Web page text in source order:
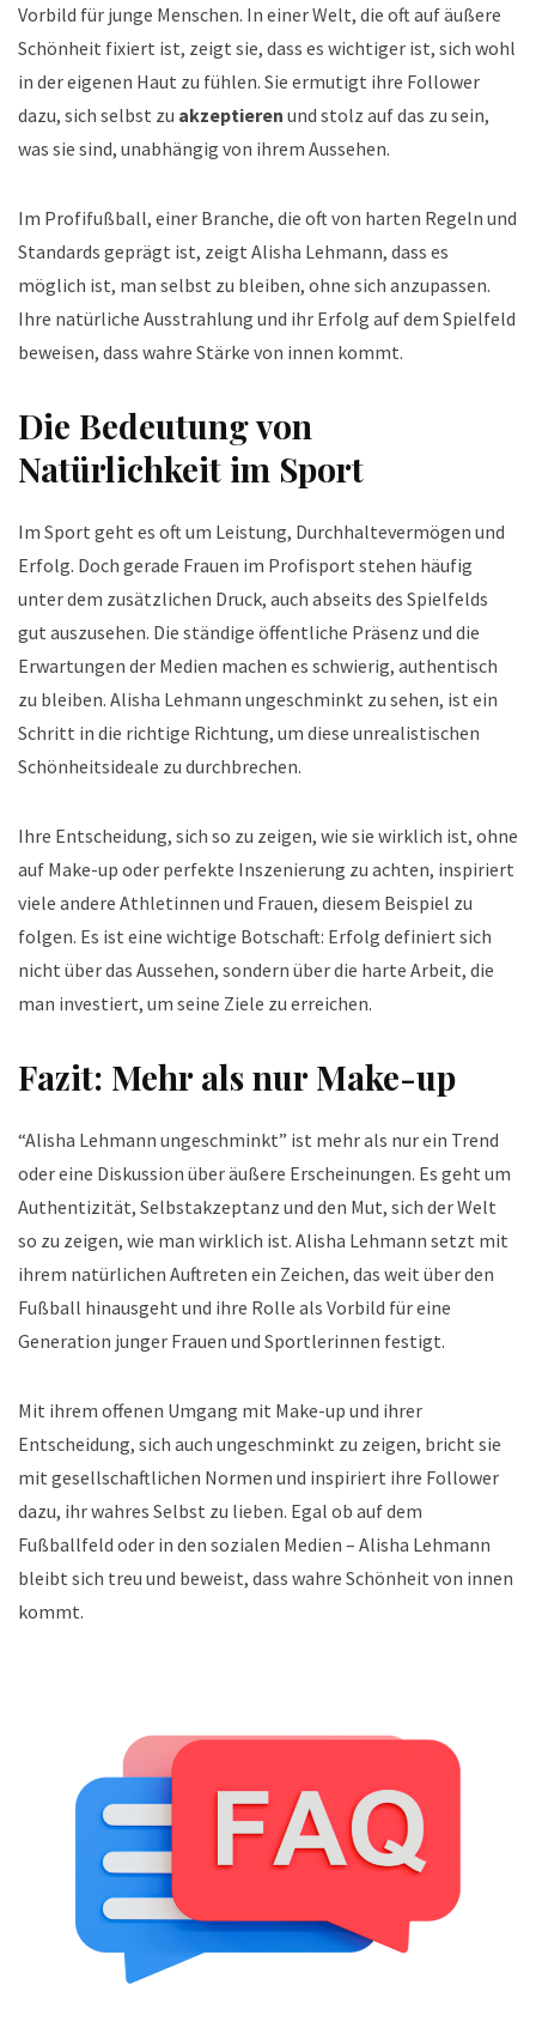
Vorbild für junge Menschen. In einer Welt, die oft auf äußere
Schönheit fixiert ist, zeigt sie, dass es wichtiger ist, sich wohl
in der eigenen Haut zu fühlen. Sie ermutigt ihre Follower
dazu, sich selbst zu akzeptieren und stolz auf das zu sein,
was sie sind, unabhängig von ihrem Aussehen.
Im Profifußball, einer Branche, die oft von harten Regeln und
Standards geprägt ist, zeigt Alisha Lehmann, dass es
möglich ist, man selbst zu bleiben, ohne sich anzupassen.
Ihre natürliche Ausstrahlung und ihr Erfolg auf dem Spielfeld
beweisen, dass wahre Stärke von innen kommt.
Die Bedeutung von
Natürlichkeit im Sport
Im Sport geht es oft um Leistung, Durchhaltevermögen und
Erfolg. Doch gerade Frauen im Profisport stehen häufig
unter dem zusätzlichen Druck, auch abseits des Spielfelds
gut auszusehen. Die ständige öffentliche Präsenz und die
Erwartungen der Medien machen es schwierig, authentisch
zu bleiben. Alisha Lehmann ungeschminkt zu sehen, ist ein
Schritt in die richtige Richtung, um diese unrealistischen
Schönheitsideale zu durchbrechen.
Ihre Entscheidung, sich so zu zeigen, wie sie wirklich ist, ohne
auf Make-up oder perfekte Inszenierung zu achten, inspiriert
viele andere Athletinnen und Frauen, diesem Beispiel zu
folgen. Es ist eine wichtige Botschaft: Erfolg definiert sich
nicht über das Aussehen, sondern über die harte Arbeit, die
man investiert, um seine Ziele zu erreichen.
Fazit: Mehr als nur Make-up
“Alisha Lehmann ungeschminkt” ist mehr als nur ein Trend
oder eine Diskussion über äußere Erscheinungen. Es geht um
Authentizität, Selbstakzeptanz und den Mut, sich der Welt
so zu zeigen, wie man wirklich ist. Alisha Lehmann setzt mit
ihrem natürlichen Auftreten ein Zeichen, das weit über den
Fußball hinausgeht und ihre Rolle als Vorbild für eine
Generation junger Frauen und Sportlerinnen festigt.
Mit ihrem offenen Umgang mit Make-up und ihrer
Entscheidung, sich auch ungeschminkt zu zeigen, bricht sie
mit gesellschaftlichen Normen und inspiriert ihre Follower
dazu, ihr wahres Selbst zu lieben. Egal ob auf dem
Fußballfeld oder in den sozialen Medien – Alisha Lehmann
bleibt sich treu und beweist, dass wahre Schönheit von innen
kommt.